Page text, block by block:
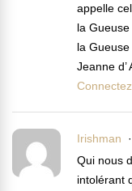
appelle
la
la
Jeanne d’
Irishman
Qui nous
intolérant